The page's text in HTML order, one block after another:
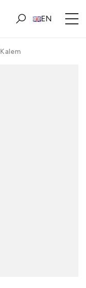
EN
Kalem